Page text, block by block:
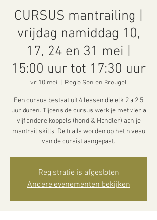
CURSUS mantrailing |
vrijdag namiddag 10,
17, 24 en 31 mei |
15:00 uur tot 17:30 uur
vr 10 mei Regio Son en Breugel
Een cursus bestaat uit 4 lessen die elk 2 a 2,5
uur duren. Tijdens de cursus werk je met vier a
vijf andere koppels (hond & Handler) aan je
mantrail skills. De trails worden op het niveau
van de cursist aangepast.
Registratie is afgesloten
Andere evenementen bekijken